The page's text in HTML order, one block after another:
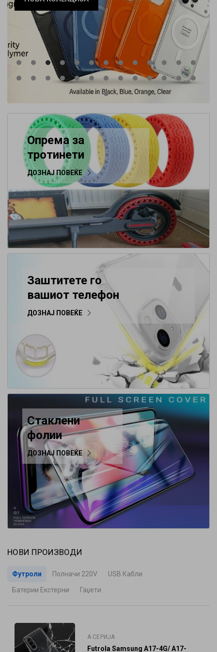
Опрема за
тротинети
ДОЗНАЈ ПОВЕЌЕ
Заштитете го
вашиот телефон
ДОЗНАЈ ПОВЕЌЕ
Стаклени
фолии
ДОЗНАЈ ПОВЕЌЕ
НОВИ ПРОИЗВОДИ
Футроли Полначи 220V USB Кабли
Батерии Екстерни Гаџети
A СЕРИЈА
Futrola Samsung A17-4G/ A17-